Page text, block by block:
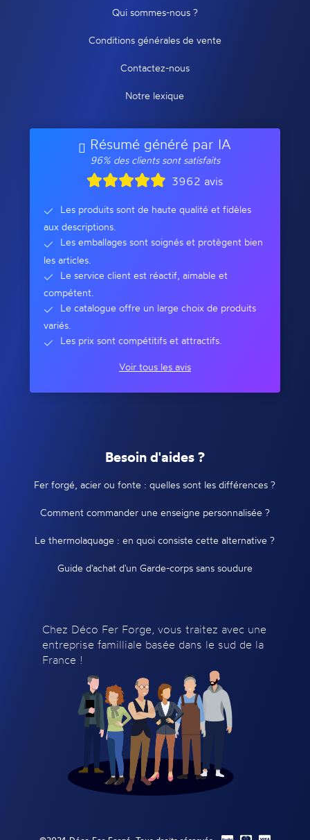
Qui sommes-nous ?
Conditions générales de vente
Contactez-nous
Notre lexique
Résumé généré par IA
96% des clients sont satisfaits
3962 avis
Les produits sont de haute qualité et fidèles
aux descriptions.
Les emballages sont soignés et protègent bien
les articles.
Le service client est réactif, aimable et
compétent.
Le catalogue offre un large choix de produits
variés.
Les prix sont compétitifs et attractifs.
Voir tous les avis
Besoin d'aides ?
Fer forgé, acier ou fonte : quelles sont les différences ?
Comment commander une enseigne personnalisée ?
Le thermolaquage : en quoi consiste cette alternative ?
Guide d'achat d'un Garde-corps sans soudure
Chez Déco Fer Forge, vous traitez avec une
entreprise familliale basée dans le sud de la
France !